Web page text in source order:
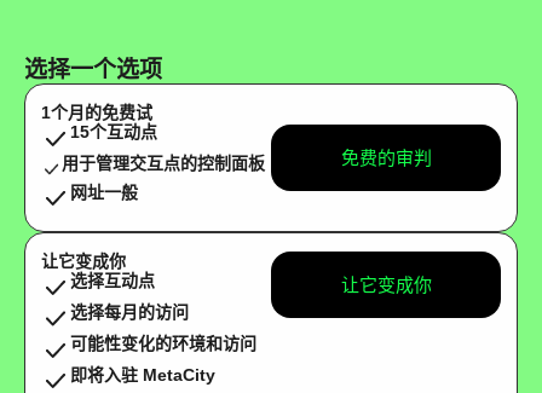
选择一个选项
1个月的免费试
15个互动点
用于管理交互点的控制面板
网址一般
免费的审判
让它变成你
选择互动点
选择每月的访问
可能性变化的环境和访问
即将入驻 MetaCity
让它变成你